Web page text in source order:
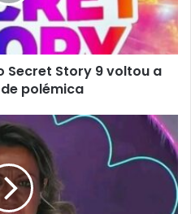
Secret Story 9 voltou a
polémica